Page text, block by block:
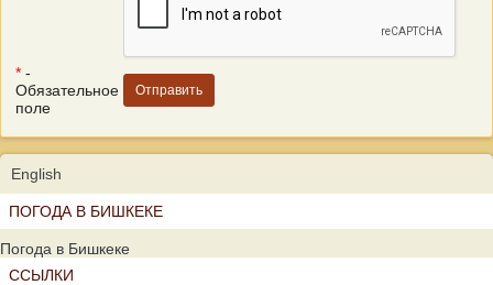
* -
Обязательное
поле
English
ПОГОДА В БИШКЕКЕ
Погода в Бишкеке
ССЫЛКИ